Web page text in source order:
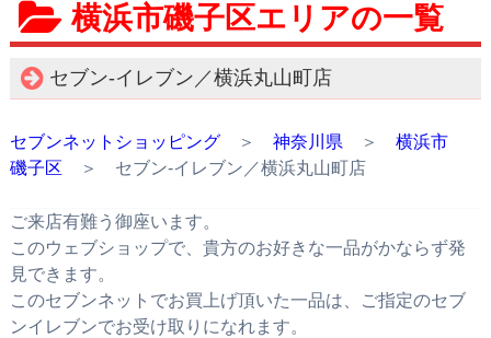
横浜市磯子区エリアの一覧
セブン‐イレブン／横浜丸山町店
セブンネットショッピング＞ 神奈川県 ＞ 横浜市
磯子区 ＞ セブン‐イレブン／横浜丸山町店
ご来店有難う御座います。
このウェブショップで、貴方のお好きな一品がかならず発
見できます。
このセブンネットでお買上げ頂いた一品は、ご指定のセブ
ンイレブンでお受け取りになれます。